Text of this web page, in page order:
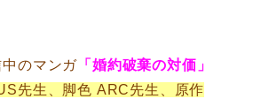
のマンガ 「婚約破棄の対価」
先生、脚色 ARC先生、原作